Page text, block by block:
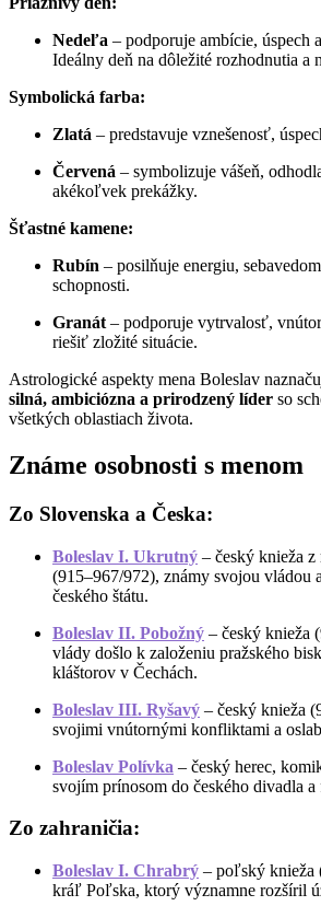
Nedeľa – podporuje ambície, úspech
Ideálny deň na dôležité rozhodnutia a
Symbolická farba:
Zlatá – predstavuje vznešenosť,
Červená – symbolizuje vášeň,
akékoľvek prekážky.
Šťastné kamene:
Rubín – posilňuje energiu,
schopnosti.
Granát – podporuje vytrvalosť,
riešiť zložité situácie.
Astrologické aspekty mena Boleslav
silná, ambiciózna a prirodzený líder so
všetkých oblastiach života.
Známe osobnosti s menom
Zo Slovenska a Česka:
Boleslav I. Ukrutný – český knieža
(915–967/972), známy svojou vládou
českého štátu.
Boleslav II. Pobožný – český knieža
vlády došlo k založeniu pražského
kláštorov v Čechách.
Boleslav III. Ryšavý – český knieža
svojimi vnútornými konfliktami a
Boleslav Polívka – český herec,
svojím prínosom do českého divadla
Zo zahraničia:
Boleslav I. Chrabrý – poľský knieža
kráľ Poľska, ktorý významne rozšíril